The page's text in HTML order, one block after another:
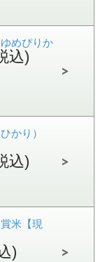
めぴりか
込)
かり）
込)
米【現
)